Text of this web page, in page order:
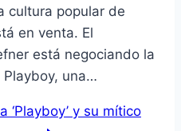
cultura popular de
en venta. El
está negociando la
una…
‘Playboy’ y su mí­tico